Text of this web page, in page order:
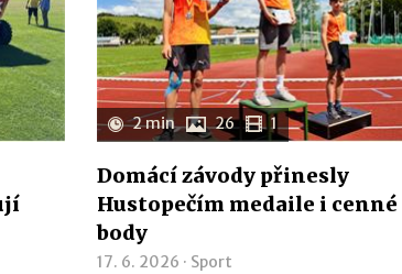
2 min 26 1
Domácí závody přinesly
Hustopečím medaile i cenné
body
17. 6. 2026 · Sport